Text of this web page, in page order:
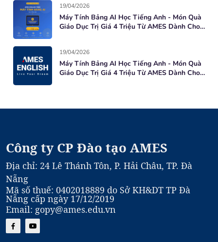
19/04/2026
Máy Tính Bảng AI Học Tiếng Anh - Món Quà
Giáo Dục Trị Giá 4 Triệu Từ AMES Dành Cho
19/04/2026
Máy Tính Bảng AI Học Tiếng Anh - Món Quà
Giáo Dục Trị Giá 4 Triệu Từ AMES Dành Cho
Công ty CP Đào tạo AMES
Địa chỉ: 24 Lê Thánh Tôn, P. Hải Châu, TP. Đà
Nẵng
Mã số thuế: 0402018889 do Sở KH&DT TP Đà
Nẵng cấp ngày 17/12/2019
Email: gopy@ames.edu.vn